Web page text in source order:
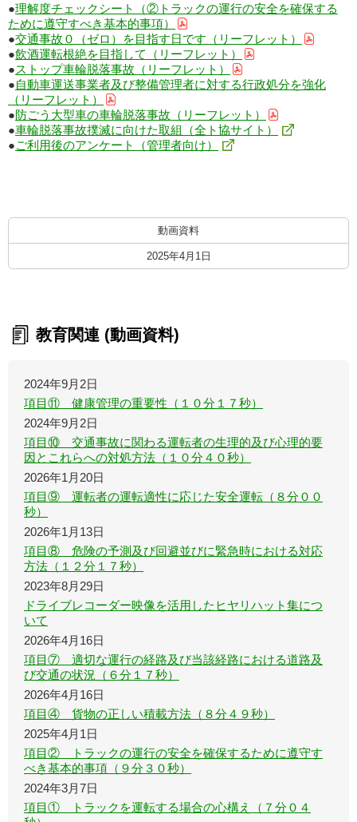
●理解度チェックシート（②トラックの運行の安全を確保する
ために遵守すべき基本的事項）
●交通事故０（ゼロ）を目指す日です（リーフレット）
●飲酒運転根絶を目指して（リーフレット）
●ストップ車輪脱落事故（リーフレット）
●自動車運送事業者及び整備管理者に対する行政処分を強化
（リーフレット）
●防ごう大型車の車輪脱落事故（リーフレット）
●車輪脱落事故撲滅に向けた取組（全ト協サイト）
●ご利用後のアンケート（管理者向け）
動画資料
2025年4月1日
教育関連 (動画資料)
2024年9月2日
項目⑪ 健康管理の重要性（１０分１７秒）
2024年9月2日
項目⑩ 交通事故に関わる運転者の生理的及び心理的要
因とこれらへの対処方法（１０分４０秒）
2026年1月20日
項目⑨ 運転者の運転適性に応じた安全運転（８分００
秒）
2026年1月13日
項目⑧ 危険の予測及び回避並びに緊急時における対応
方法（１２分１７秒）
2023年8月29日
ドライブレコーダー映像を活用したヒヤリハット集につ
いて
2026年4月16日
項目⑦ 適切な運行の経路及び当該経路における道路及
び交通の状況（６分１７秒）
2026年4月16日
項目④ 貨物の正しい積載方法（８分４９秒）
2025年4月1日
項目② トラックの運行の安全を確保するために遵守す
べき基本的事項（９分３０秒）
2024年3月7日
項目① トラックを運転する場合の心構え（７分０４